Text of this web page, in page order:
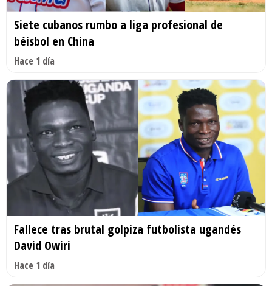
Siete cubanos rumbo a liga profesional de
béisbol en China
Hace 1 día
Fallece tras brutal golpiza futbolista ugandés
David Owiri
Hace 1 día